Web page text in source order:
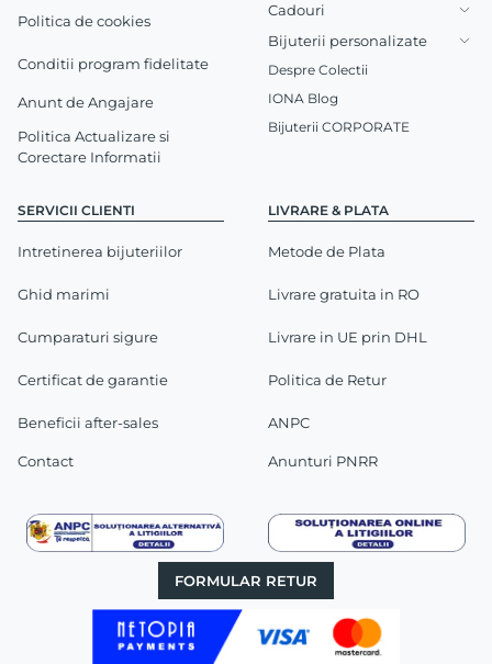
Politica de cookies
Conditii program fidelitate
Anunt de Angajare
Politica Actualizare si
Corectare Informatii
SERVICII CLIENTI
Intretinerea bijuteriilor
Ghid marimi
Cumparaturi sigure
Certificat de garantie
Beneficii after-sales
Contact
LIVRARE & PLATA
Metode de Plata
Livrare gratuita in RO
Livrare in UE prin DHL
Politica de Retur
ANPC
Anunturi PNRR
Cadouri
Bijuterii personalizate
Despre Colectii
IONA Blog
Bijuterii CORPORATE
FORMULAR RETUR